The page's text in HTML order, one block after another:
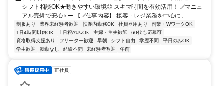
シフト相談OK★働きやすい環境◎ スキマ時間を有効活用！ ✅マニュ
アル完備で安心♪ ー 【✅仕事内容】 接客・レジ業務を中心に、 ...
制服あり 業界未経験者歓迎 扶養内勤務OK 社員登用あり
副業・WワークOK
1日4時間以内OK
土日祝のみOK 主婦・主夫歓迎
60代も応募可
資格取得支援あり
フリーター歓迎 早朝 シフト自由 学歴不問
平日のみOK
学生歓迎
転勤なし 経験不問 未経験者歓迎 午前
正社員